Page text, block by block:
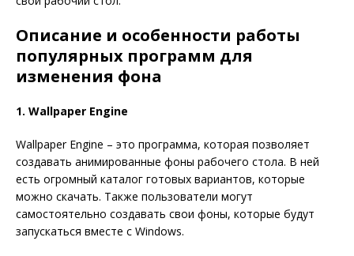
Описание и особенности работы
популярных программ для
изменения фона
1. Wallpaper Engine
Wallpaper Engine – это программа, которая позволяет
создавать анимированные фоны рабочего стола. В ней
есть огромный каталог готовых вариантов, которые
можно скачать. Также пользователи могут
самостоятельно создавать свои фоны, которые будут
запускаться вместе с Windows.